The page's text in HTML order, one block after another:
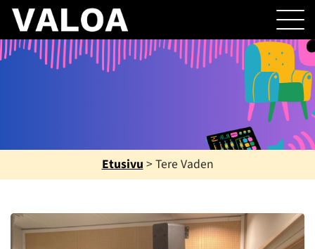
Etusivu > Tere Vaden